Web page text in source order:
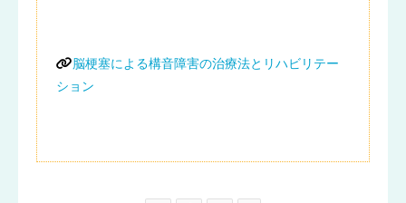
脳梗塞による構音障害の治療法とリハビリテー
ション